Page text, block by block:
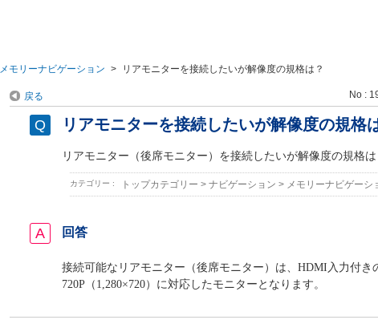
メモリーナビゲーション > リアモニターを接続したいが解像度の規格は？
戻る No :
リアモニターを接続したいが解像度の規格
リアモニター（後席モニター）を接続したいが解像度の規格
カテゴリー : トップカテゴリー > ナビゲーション > メモリーナビゲーシ
回答
接続可能なリアモニター（後席モニター）は、HDMI入力付き
720P（1,280×720）に対応したモニターとなります。